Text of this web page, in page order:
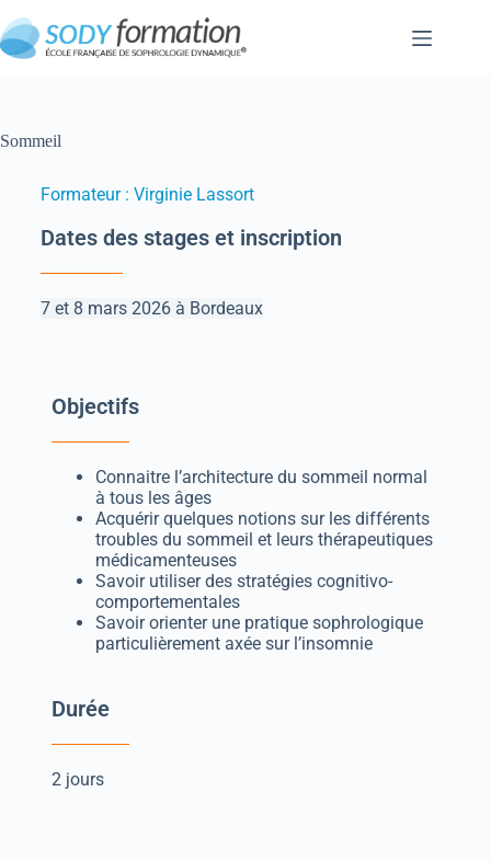
Sommeil
Formateur : Virginie Lassort
Dates des stages et inscription
7 et 8 mars 2026 à Bordeaux
Objectifs
Connaitre l’architecture du sommeil normal
à tous les âges
Acquérir quelques notions sur les différents
troubles du sommeil et leurs thérapeutiques
médicamenteuses
Savoir utiliser des stratégies cognitivo-
comportementales
Savoir orienter une pratique sophrologique
particulièrement axée sur l’insomnie
Durée
2 jours